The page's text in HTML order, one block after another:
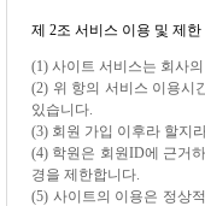
제 2조 서비스 이용 및 제한
(1) 사이트 서비스는 회사
(2) 위 항의 서비스 이용시
있습니다.
(3) 회원 가입 이후라 할지
(4) 학원은 회원ID에 근거
경을 제한합니다.
(5) 사이트의 이용은 정상